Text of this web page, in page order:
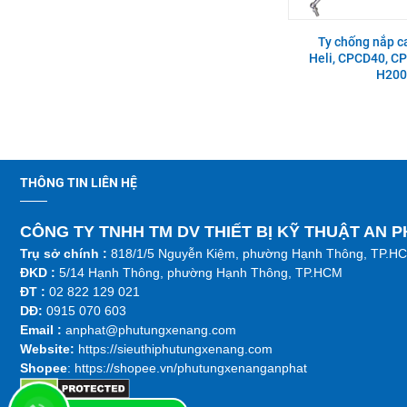
Càng xe nâng Type II A type
100 * 40 * 1220 (phù hợp 1.5-
2T)
30N5/VC/C3C/C3C-A
Trục khuỷu xe nâng Toyota 2J
Bơm nước xe nâng Komatsu
C240PKJ
Nắp xi lanh xe nâng Isuzu
C240PKJ | AP-Z-5-1-00003780
Tắc kê bánh sau xe nâng Heli
CPC(D)10-30,CPD10-
30;CPCD20-30
Cam xoay xe nâng Nichiyu
Ty chống nắp
Heli, CPCD40,
THÔNG TIN LIÊN HỆ
CÔNG TY TNHH TM DV THIẾT BỊ KỸ THUẬT AN
Trụ sở chính : 818/1/5 Nguyễn Kiệm, phường Hạnh Thông,
ĐKD : 5/14 Hạnh Thông, phường Hạnh Thông, TP.HCM
ĐT : 02 822 129 021
DĐ: 0915 070 603
Email : anphat@phutungxenang.com
Website: https://sieuthiphutungxenang.com
Shopee: https://shopee.vn/phutungxenanganphat